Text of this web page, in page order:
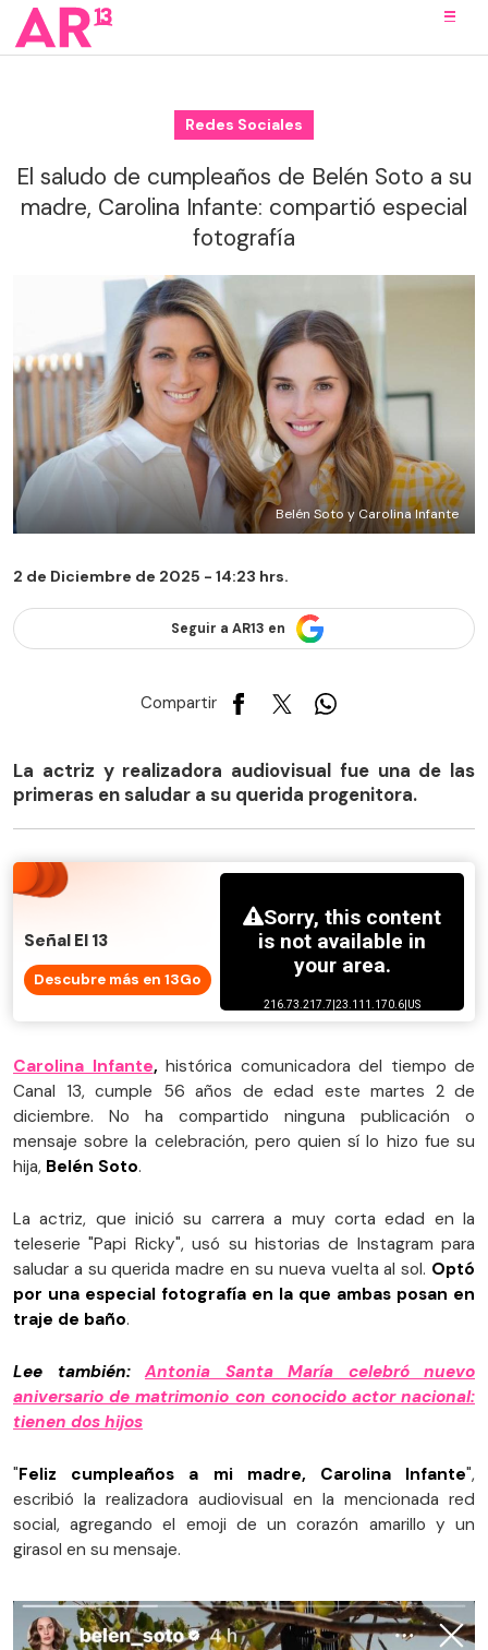
Redes Sociales
El saludo de cumpleaños de Belén Soto a su
madre, Carolina Infante: compartió especial
fotografía
Belén Soto y Carolina Infante
2 de Diciembre de 2025 - 14:23 hrs.
Seguir a AR13 en
Compartir
La actriz y realizadora audiovisual fue una de las
primeras en saludar a su querida progenitora.
Señal El 13
Descubre más en 13Go
Carolina Infante, histórica comunicadora del tiempo de
Canal 13, cumple 56 años de edad este martes 2 de
diciembre. No ha compartido ninguna publicación o
mensaje sobre la celebración, pero quien sí lo hizo fue su
hija, Belén Soto.
La actriz, que inició su carrera a muy corta edad en la
teleserie "Papi Ricky", usó su historias de Instagram para
saludar a su querida madre en su nueva vuelta al sol. Optó
por una especial fotografía en la que ambas posan en
traje de baño.
Lee también: Antonia Santa María celebró nuevo
aniversario de matrimonio con conocido actor nacional:
tienen dos hijos
"Feliz cumpleaños a mi madre, Carolina Infante",
escribió la realizadora audiovisual en la mencionada red
social, agregando el emoji de un corazón amarillo y un
girasol en su mensaje.